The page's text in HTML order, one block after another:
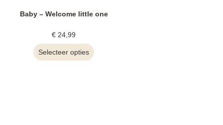
Baby – Welcome little one
€ 24,99
Selecteer opties